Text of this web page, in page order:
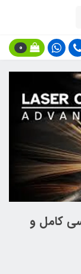
0
کامل و